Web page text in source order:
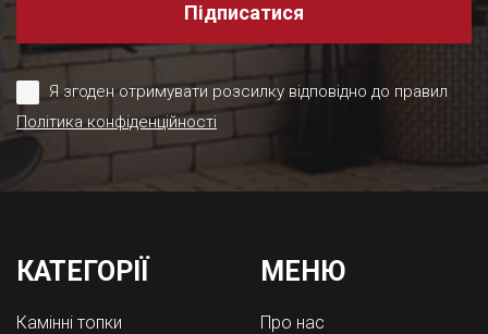
Підписатися
Я згоден отримувати розсилку відповідно до правил
Політика конфіденційності
КАТЕГОРІЇ
Камінні топки
МЕНЮ
Про нас